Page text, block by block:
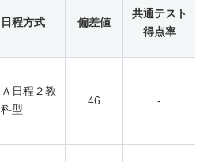
日程方式 偏差値
共通テスト
得点率
Ａ日程２教
科型
46 -